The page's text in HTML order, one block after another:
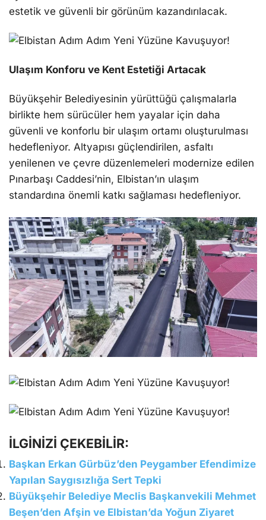
estetik ve güvenli bir görünüm kazandırılacak.
Ulaşım Konforu ve Kent Estetiği Artacak
Büyükşehir Belediyesinin yürüttüğü çalışmalarla
birlikte hem sürücüler hem yayalar için daha
güvenli ve konforlu bir ulaşım ortamı oluşturulması
hedefleniyor. Altyapısı güçlendirilen, asfaltı
yenilenen ve çevre düzenlemeleri modernize edilen
Pınarbaşı Caddesi’nin, Elbistan’ın ulaşım
standardına önemli katkı sağlaması hedefleniyor.
İLGİNİZİ ÇEKEBİLİR:
Başkan Erkan Gürbüz’den Peygamber Efendimize
Yapılan Saygısızlığa Sert Tepki
Büyükşehir Belediye Meclis Başkanvekili Mehmet
Beşen’den Afşin ve Elbistan’da Yoğun Ziyaret